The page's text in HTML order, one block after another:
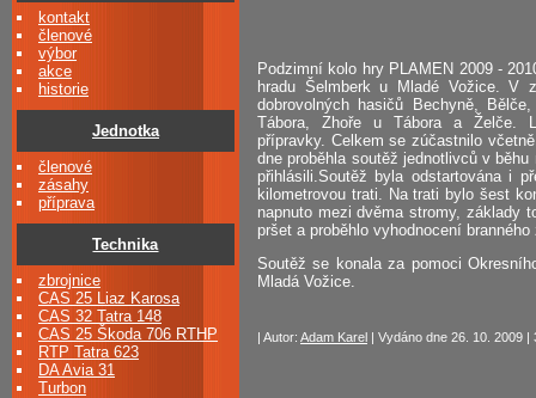
kontakt
členové
výbor
akce
historie
Jednotka
členové
zásahy
příprava
Technika
zbrojnice
CAS 25 Liaz Karosa
CAS 32 Tatra 148
CAS 25 Škoda 706 RTHP
RTP Tatra 623
DA Avia 31
Turbon
Podzimní kolo hry PLAMEN 2009 -
hradu Šelmberk u Mladé Vožice. V
dobrovolných hasičů Bechyně,
Tábora, Zhoře u Tábora a Želče.
přípravky. Celkem se zúčastnilo
dne proběhla soutěž jednotlivců v
přihlásili.Soutěž byla odstartována i
kilometrovou trati. Na trati bylo šest
napnuto mezi dvěma stromy, základy
pršet a proběhlo vyhodnocení branného
Soutěž se konala za pomoci
Mladá Vožice.
| Autor: Adam Karel | Vydáno dne 26. 10. 2009